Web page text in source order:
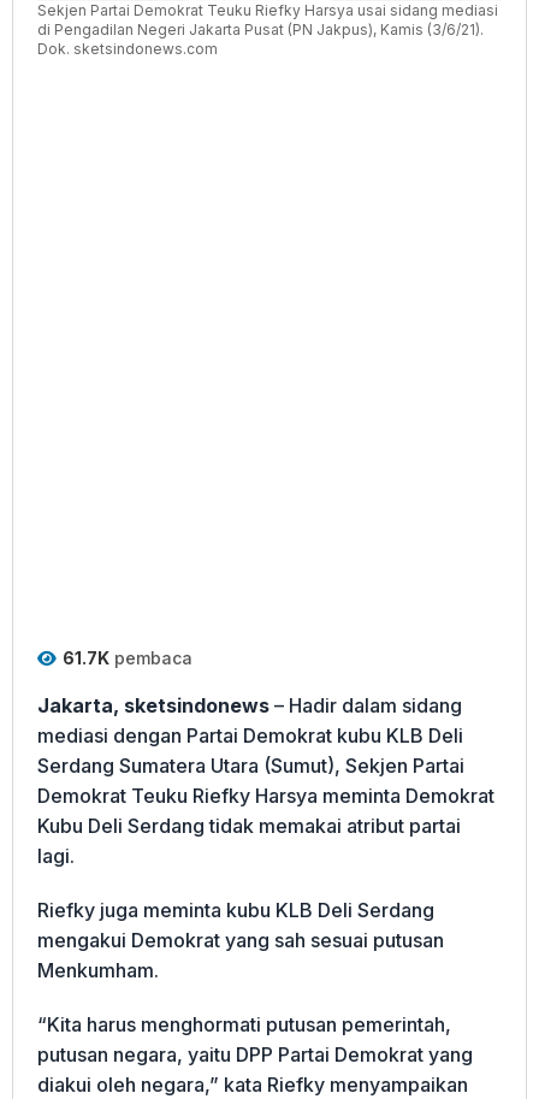
Sekjen Partai Demokrat Teuku Riefky Harsya usai sidang mediasi
di Pengadilan Negeri Jakarta Pusat (PN Jakpus), Kamis (3/6/21).
Dok. sketsindonews.com
61.7K pembaca
Jakarta, sketsindonews – Hadir dalam sidang
mediasi dengan Partai Demokrat kubu KLB Deli
Serdang Sumatera Utara (Sumut), Sekjen Partai
Demokrat Teuku Riefky Harsya meminta Demokrat
Kubu Deli Serdang tidak memakai atribut partai
lagi.
Riefky juga meminta kubu KLB Deli Serdang
mengakui Demokrat yang sah sesuai putusan
Menkumham.
“Kita harus menghormati putusan pemerintah,
putusan negara, yaitu DPP Partai Demokrat yang
diakui oleh negara,” kata Riefky menyampaikan